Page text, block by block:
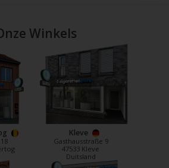
Winkels
Kleve
Gasthausstraße 9
47533 Kleve
Duitsland